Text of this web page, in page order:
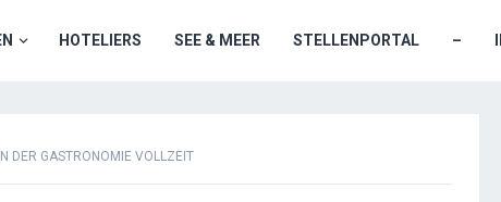
HOTELIERS SEE & MEER STELLENPORTAL –
DER GASTRONOMIE VOLLZEIT